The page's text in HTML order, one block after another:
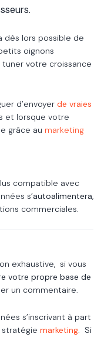
dès lors possible de
oignons
tuner votre croissance
d’envoyer de vraies
et lorsque votre
grâce au marketing
compatible avec
s’autoalimentera,
commerciales.
exhaustive, si vous
votre propre base de
un commentaire.
s’inscrivant à part
marketing. Si